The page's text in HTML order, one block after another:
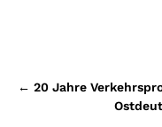
← 20 Jahre